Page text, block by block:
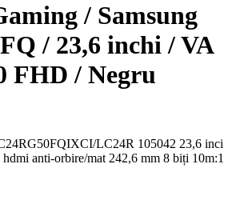
/ Samsung
/ 23,6 inchi / VA
FHD / Negru
LC24R 105042 23,6 inci
hdmi anti-orbire/mat 242,6 mm 8 biți 10m:1